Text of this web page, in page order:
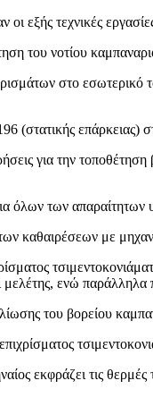
εξής τεχνικές
του νοτίου
στο εσωτερικό
(στατικής επάρκειας)
για την
των απαραίτητων
καθαιρέσεων με
ενώ παράλληλα
του βορείου
εκφράζει τις